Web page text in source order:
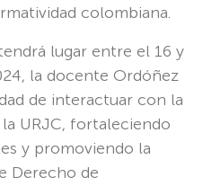
colombiana.
lugar entre el 16 y
la docente Ordóñez
de interactuar con la
URJC, fortaleciendo
y promoviendo la
Derecho de